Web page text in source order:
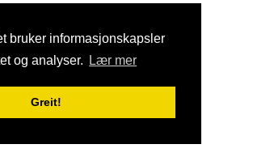
bruker informasjonskapsler
og analyser.
Lær mer
Greit!